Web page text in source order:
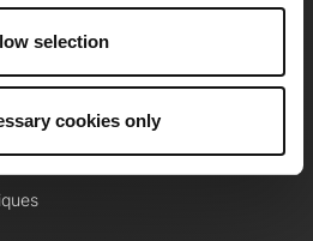
selection
cookies only